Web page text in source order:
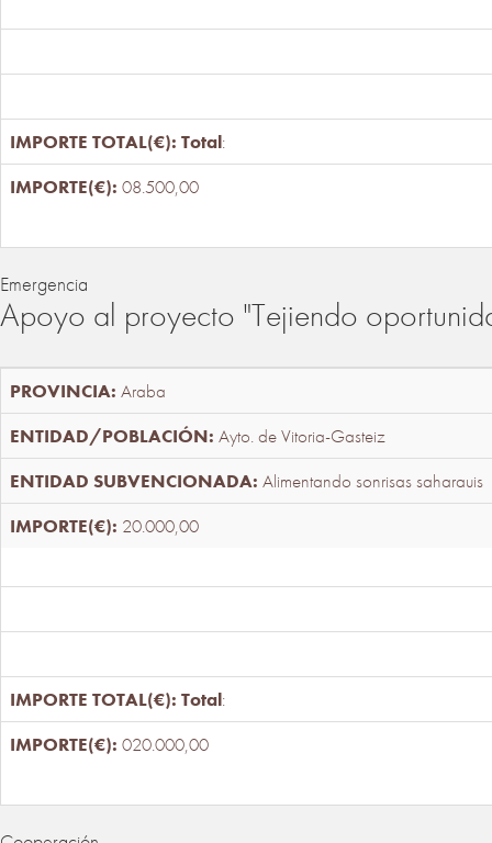
Total:
08.500,00
Emergencia
Apoyo al proyecto "Tejiendo
Araba
Ayto. de Vitoria-Gasteiz
Alimentando sonrisas saharauis
20.000,00
Total:
020.000,00